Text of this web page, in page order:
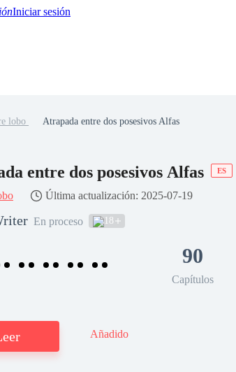
Iniciar sesión
lobo Atrapada entre dos posesivos Alfas
entre dos posesivos Alfas ES
Última actualización: 2025-07-19
En proceso 18
90
Capítulos
Añadido